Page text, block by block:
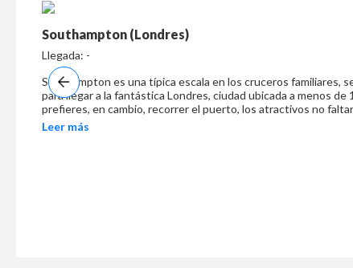
Southampton (Londres)
Llegada: -
Southampton es una típica escala en los cruceros familiares,
para llegar a la fantástica Londres, ciudad ubicada a menos
prefieres, en cambio, recorrer el puerto, los atractivos no
encontrarás lugares de renombre como la Casa Museo Tudor,
Leer más